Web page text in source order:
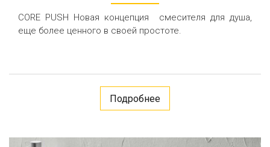
CORE PUSH Новая концепция смесителя для душа,
еще более ценного в своей простоте.
Подробнее